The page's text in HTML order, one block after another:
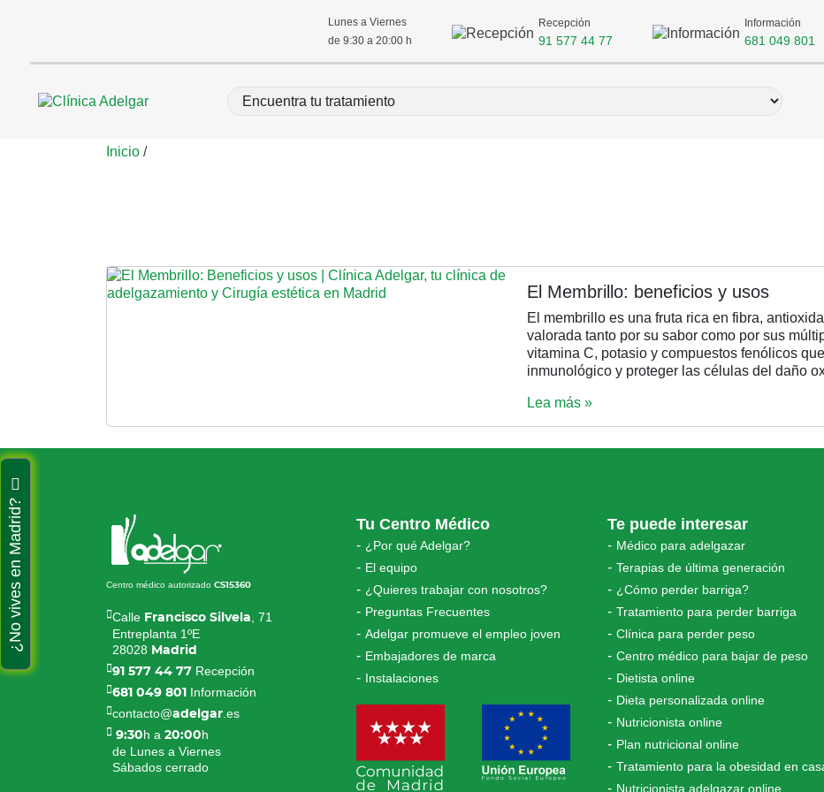
Lunes a Viernes
de 9:30 a 20:00 h
Recepción
91 577 44 77
Información
681 049 801
Inicio/
El Membrillo: beneficios y usos
El membrillo es una fruta rica en fibra,
valorada tanto por su sabor como por sus
vitamina C, potasio y compuestos fenólicos
inmunológico y proteger las células del daño
Lea más »
Centro médico autorizado CS15360
CalleFrancisco Silvela, 71
Entreplanta 1ºE
28028 Madrid
91 577 44 77Recepción
681 049 801Información
contacto@adelgar.es
9:30h a 20:00h
de Lunes a Viernes
Sábados cerrado
Tu Centro Médico
¿Por qué Adelgar?
El equipo
¿Quieres trabajar con nosotros?
Preguntas Frecuentes
Adelgar promueve el empleo joven
Embajadores de marca
Instalaciones
Te puede interesar
Médico para adelgazar
Terapias de última generación
¿Cómo perder barriga?
Tratamiento para perder barriga
Clínica para perder peso
Centro médico para bajar de peso
Dietista online
Dieta personalizada online
Nutricionista online
Plan nutricional online
Tratamiento para la obesidad en
Nutricionista adelgazar online
¿No vives en Madrid?